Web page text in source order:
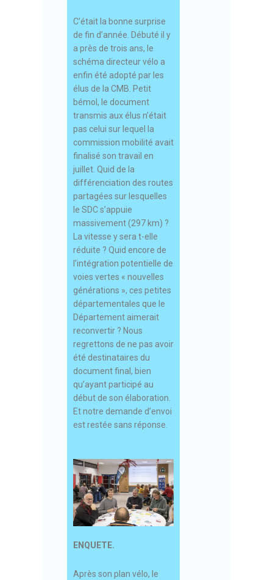
C’était la bonne surprise
de fin d’année. Débuté il y
a près de trois ans, le
schéma directeur vélo a
enfin été adopté par les
élus de la CMB. Petit
bémol, le document
transmis aux élus n’était
pas celui sur lequel la
commission mobilité avait
finalisé son travail en
juillet. Quid de la
différenciation des routes
partagées sur lesquelles
le SDC s’appuie
massivement (297 km) ?
La vitesse y sera t-elle
réduite ? Quid encore de
l’intégration potentielle de
voies vertes « nouvelles
générations », ces petites
départementales que le
Département aimerait
reconvertir ? Nous
regrettons de ne pas avoir
été destinataires du
document final, bien
qu’ayant participé au
début de son élaboration.
Et notre demande d’envoi
est restée sans réponse.
ENQUETE.
Après son plan vélo, le